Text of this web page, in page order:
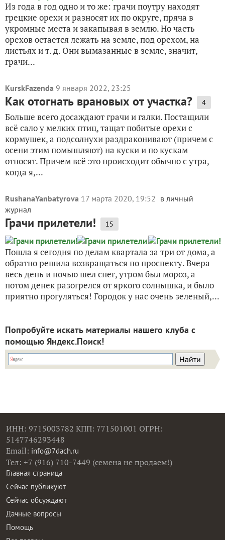
Из года в год одно и то же: грачи поутру находят
грецкие орехи и разносят их по округе, пряча в
укромные места и закапывая в землю. Но часть
орехов остается лежать на земле, под орехом, на
листьях и т. д. Они вымазанные в земле, значит,
грачи...
KurskFazenda 9 января 2022, 23:25
Как отогнать врановых от участка? 4
Больше всего досаждают грачи и галки. Постащили
всё сало у мелких птиц, тащат побитые орехи с
кормушек, а подсолнухи раздраконивают (причем с
осени этим помышляют) на куски и по кускам
относят. Причем всё это происходит обычно с утра,
когда я,...
RushanaYanbatyrova 17 марта 2020, 19:52 в личный
журнал
Грачи прилетели! 15
Пошла я сегодня по делам квартала за три от дома, а
обратно решила возвращаться по проспекту. Вчера
весь день и ночью шел снег, утром был мороз, а
потом денек разогрелся от яркого солнышка, и было
приятно прогуляться! Городок у нас очень зеленый,...
Попробуйте искать материалы нашего клуба с
помощью Яндекс.Поиск!
ИНН: 9715003782 КПП: 771501001 ОГРН:
5147746293448
Email: info@7dach.ru
Тел: +7 (916) 710-7449 (семена не продаем!)
Главная страница
Сейчас публикуют
Сейчас обсуждают
Дачные вопросы
Помощь